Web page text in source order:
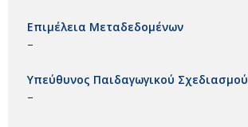
Επιμέλεια Μεταδεδομένων
–
Υπεύθυνος Παιδαγωγικού Σχεδιασμού
–